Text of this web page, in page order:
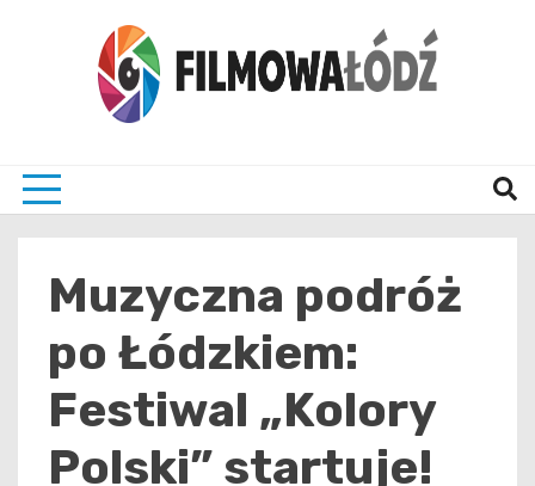
Muzyczna podróż
po Łódzkiem:
Festiwal „Kolory
Polski” startuje!